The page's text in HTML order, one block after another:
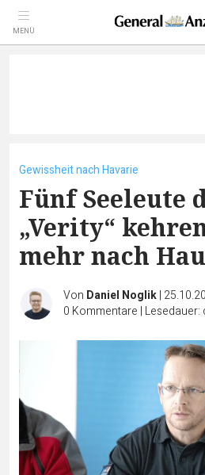
MENÜ
Gewissheit nach Havarie
Fünf Seeleute
„Verity“
mehr nach
Von Daniel Noglik|
0 Kommentare | Lesedauer: